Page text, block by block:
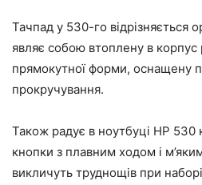
Тачпад у 530-го відрізняється
являє собою втоплену в
прямокутної форми, оснащену
прокручування.
Також радує в ноутбуці HP 530
кнопки з плавним ходом і
викличуть труднощів при